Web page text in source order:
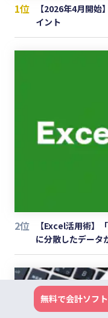
1位
【2026年4月開
イント
2位
【Excel活用術】
に分散したデータ
無料で会計ソフ